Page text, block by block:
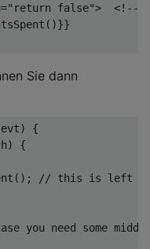
="return false">
<!--
Sie dann
{
{
// this is left
you need some